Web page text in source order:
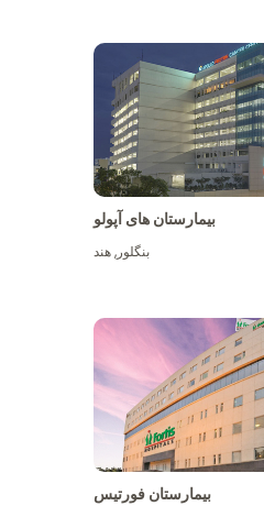
بیمارستان های آپولو
بنگلور,هند
بیمارستان فورتیس